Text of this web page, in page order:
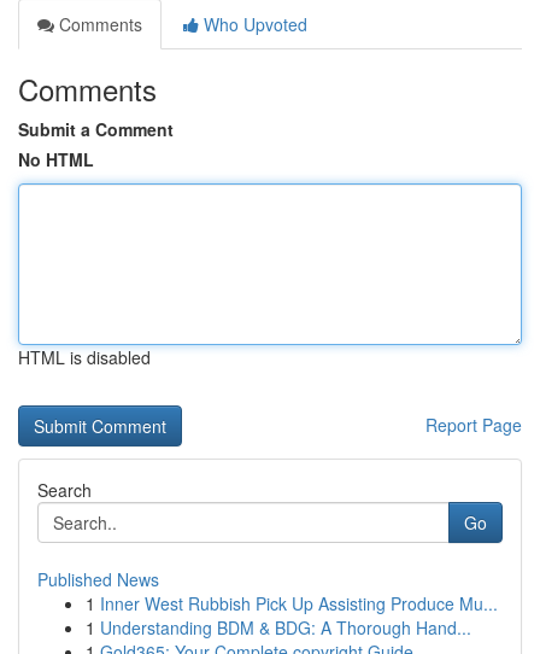
Comments
Who Upvoted
Comments
Submit a Comment
No HTML
HTML is disabled
Report Page
Search
Go
Published News
1 Inner West Rubbish Pick Up Assisting Produce Mu...
1 Understanding BDM & BDG: A Thorough Hand...